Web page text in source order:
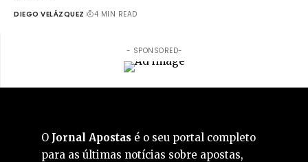
DIEGO VELÁZQUEZ 4 MIN READ
- SPONSORED-
O Jornal Apostas é o seu portal completo
para as últimas notícias sobre apostas,